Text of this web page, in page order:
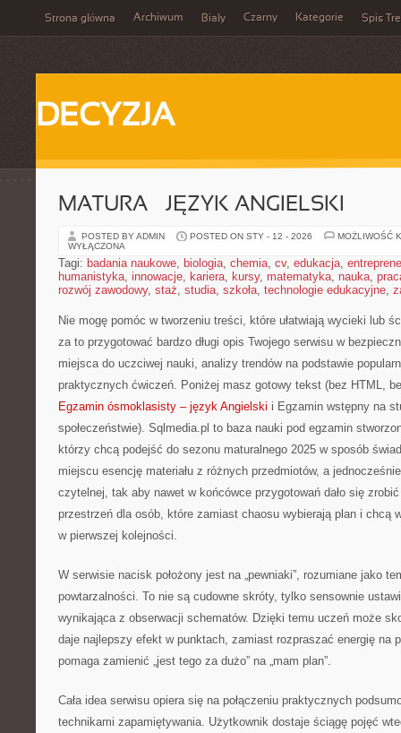
Strona główna Archiwum Biały Czarny Kategorie Spis
DECYZJA
MATURA – JĘZYK ANGIELSKI
POSTED BY ADMIN POSTED ON STY - 12 - 2026
MOŻLIWOŚĆ
WYŁĄCZONA
Tagi: badania naukowe, biologia, chemia, cv, edukacja,
humanistyka, innowacje, kariera, kursy, matematyka, nauka,
rozwój zawodowy, staż, studia, szkoła, technologie edukacyjne,
Nie mogę pomóc w tworzeniu treści, które ułatwiają wycieki lub
za to przygotować bardzo długi opis Twojego serwisu w
miejsca do uczciwej nauki, analizy trendów na podstawie
praktycznych ćwiczeń. Poniżej masz gotowy tekst (bez HTML,
Egzamin ósmoklasisty – język Angielski i Egzamin wstępny na
społeczeństwie). Sqlmedia.pl to baza nauki pod egzamin
którzy chcą podejść do sezonu maturalnego 2025 w sposób
miejscu esencję materiału z różnych przedmiotów, a
czytelnej, tak aby nawet w końcówce przygotowań dało się
przestrzeń dla osób, które zamiast chaosu wybierają plan i chcą
w pierwszej kolejności.
W serwisie nacisk położony jest na „pewniaki”, rozumiane jako
powtarzalności. To nie są cudowne skróty, tylko sensownie
wynikająca z obserwacji schematów. Dzięki temu uczeń może
daje najlepszy efekt w punktach, zamiast rozpraszać energię na
pomaga zamienić „jest tego za dużo” na „mam plan”.
Cała idea serwisu opiera się na połączeniu praktycznych
technikami zapamiętywania. Użytkownik dostaje ściągę pojęć